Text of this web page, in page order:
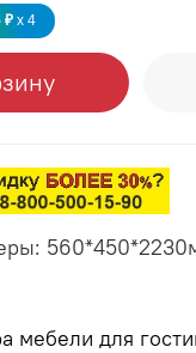
₽ x 4
мебели для